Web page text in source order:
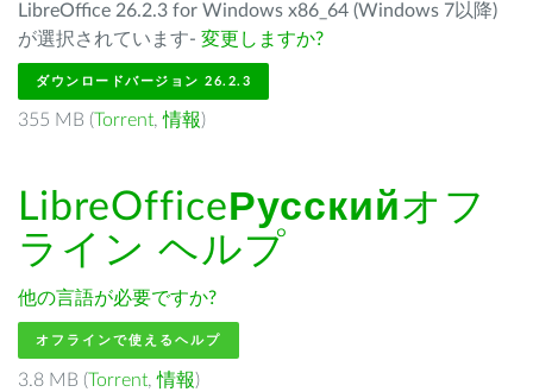
LibreOffice 26.2.3 for Windows x86_64 (Windows 7以降)
が選択されています- 変更しますか?
ダウンロードバージョン 26.2.3
355 MB (Torrent,情報)
LibreOffice Русскийオフ
ライン ヘルプ
他の言語が必要ですか?
オフラインで使えるヘルプ
3.8 MB (Torrent,情報)